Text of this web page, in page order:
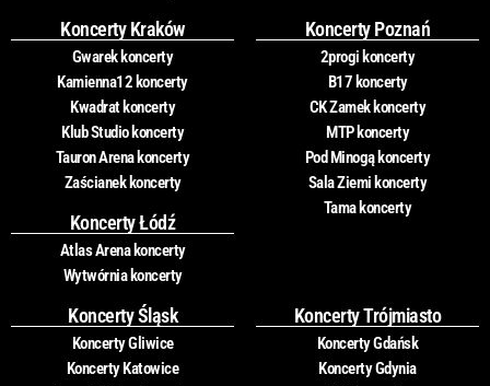
Koncerty Kraków
Gwarek koncerty
Kamienna12 koncerty
Kwadrat koncerty
Klub Studio koncerty
Tauron Arena koncerty
Zaścianek koncerty
Koncerty Łódź
Atlas Arena koncerty
Wytwórnia koncerty
Koncerty Poznań
2progi koncerty
B17 koncerty
CK Zamek koncerty
MTP koncerty
Pod Minogą koncerty
Sala Ziemi koncerty
Tama koncerty
Koncerty Śląsk
Koncerty Gliwice
Koncerty Katowice
Koncerty Trójmiasto
Koncerty Gdańsk
Koncerty Gdynia